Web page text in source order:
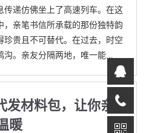
传递仿佛坐上了高速列车。在这
，亲笔书信所承载的那份独特韵
珍贵且不可替代。在过去，时空
沟。亲友分隔两地，唯一能...
材料包，让你亲
暖